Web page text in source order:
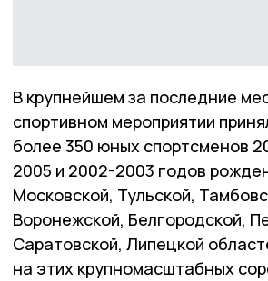
В крупнейшем за последние
спортивном мероприятии
более 350 юных спортсменов
2005 и 2002-2003 годов
Московской, Тульской,
Воронежской, Белгородской,
Саратовской, Липецкой
на этих крупномасштабных